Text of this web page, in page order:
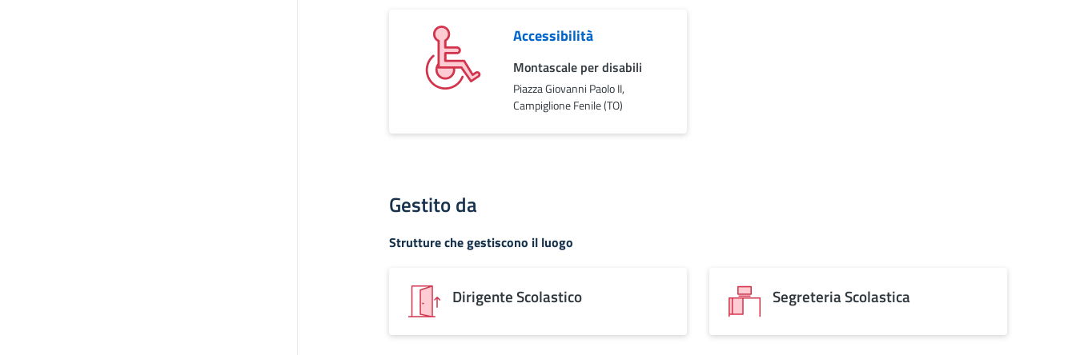
Accessibilità
Montascale per disabili
Piazza Giovanni Paolo II,
Campiglione Fenile (TO)
Gestito da
Strutture che gestiscono il luogo
Dirigente Scolastico Segreteria Scolastica